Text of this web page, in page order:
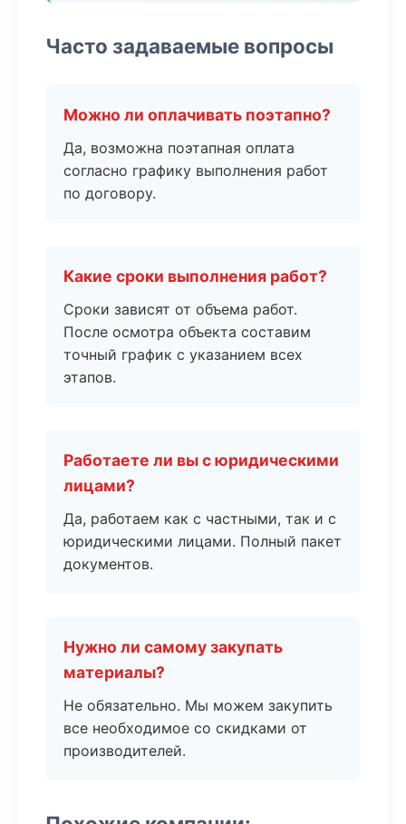
Часто задаваемые вопросы
Можно ли оплачивать поэтапно?
Да, возможна поэтапная оплата
согласно графику выполнения работ
по договору.
Какие сроки выполнения работ?
Сроки зависят от объема работ.
После осмотра объекта составим
точный график с указанием всех
этапов.
Работаете ли вы с юридическими
лицами?
Да, работаем как с частными, так и с
юридическими лицами. Полный пакет
документов.
Нужно ли самому закупать
материалы?
Не обязательно. Мы можем закупить
все необходимое со скидками от
производителей.